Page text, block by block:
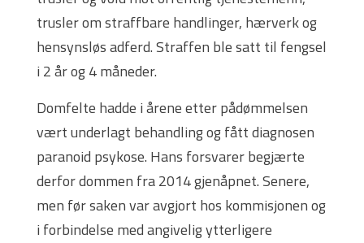
trusler om straffbare handlinger, hærverk og
hensynsløs adferd. Straffen ble satt til fengsel
i 2 år og 4 måneder.
Domfelte hadde i årene etter pådømmelsen
vært underlagt behandling og fått diagnosen
paranoid psykose. Hans forsvarer begjærte
derfor dommen fra 2014 gjenåpnet. Senere,
men før saken var avgjort hos kommisjonen og
i forbindelse med angivelig ytterligere